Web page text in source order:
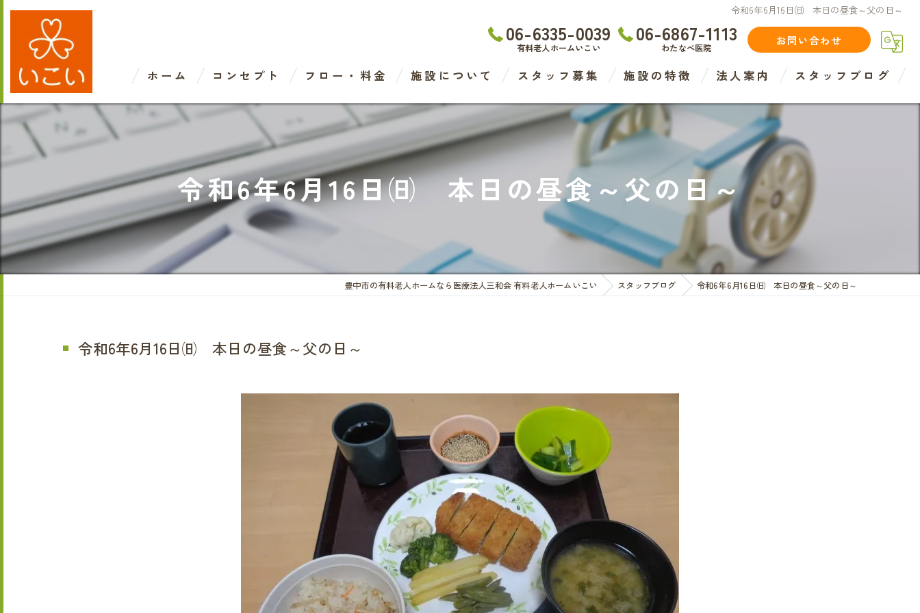
令和6年6月16日㈰ 本日の昼食～父の日～
06-6335-0039
有料老人ホームいこい
06-6867-1113
わたなべ医院
お問い合わせ
ホーム コンセプト フロー・料金 施設について
わたなべ医院
デイケアセンター
有料老人ホーム
スタッフ募集 施設の特徴
住宅型
介護度
認知症度
医療法人
法人案内 スタッフブログ
令和6年6月16日㈰ 本日の昼食～父の日～
豊中市の有料老人ホームなら医療法人三和会 有料老人ホームいこい スタッフブログ 令和6年6月16日㈰ 本日の昼食～父の日～
令和6年6月16日㈰ 本日の昼食～父の日～